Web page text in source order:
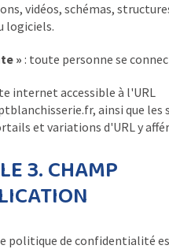
vidéos, schémas,
logiciels.
»: toute personne se
internet accessible à l'URL
ainsi que les
et variations d'URL y
3. CHAMP
politique de confidentialité